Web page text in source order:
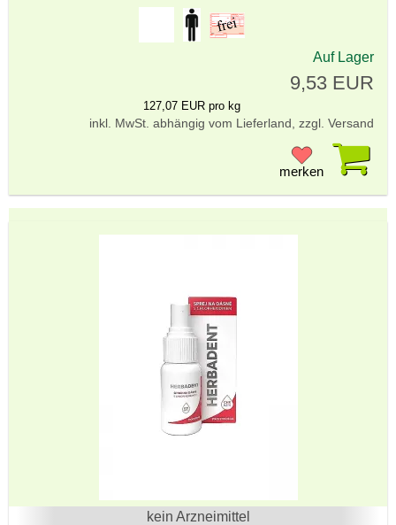
Auf Lager
9,53 EUR
127,07 EUR pro kg
inkl. MwSt. abhängig vom Lieferland, zzgl. Versand
merken
kein Arzneimittel